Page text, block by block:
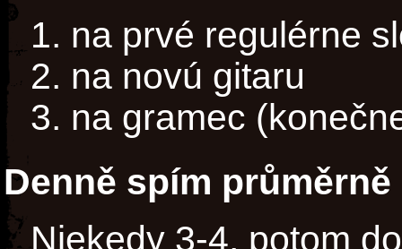
1. na prvé regulérne
2. na novú gitaru
3. na gramec
Denně spím
Niekedy 3-4, potom